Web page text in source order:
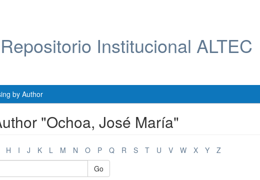
Repositorio Institucional ALTEC
by Author
"Ochoa, José María"
H I J K L M N O P Q R S T U V W X Y
Z
Go